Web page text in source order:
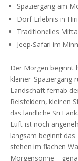
Spaziergang am
Dorf-Erlebnis in
Traditionelles
Jeep-Safari im
Der Morgen beginnt
kleinen Spaziergang
Landschaft fernab
Reisfeldern, kleinen
das ländliche Sri
Luft ist noch
langsam beginnt das
stehen im flachen
Morgensonne –